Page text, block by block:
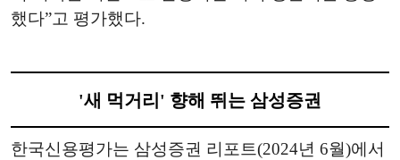
했다”고 평가했다.
'새 먹거리' 향해 뛰는 삼성증권
한국신용평가는 삼성증권 리포트(2024년 6월)에서